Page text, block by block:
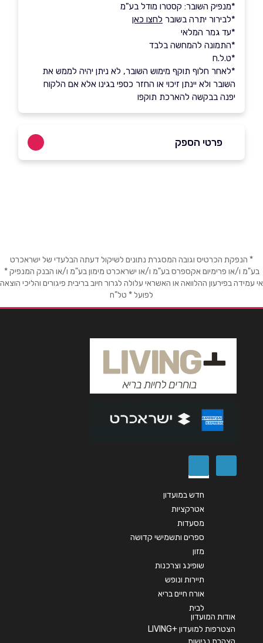
*מנפיק השובר: קסטרו מודל בע"מ
*לבירור יתרה בשובר לחצו כאן
*עד גמר המלאי
*התמונה להמחשה בלבד
*ט.ל.ח
*לאחר חלוף תוקף מימוש השובר, לא ניתן יהיה לממש את
השובר ולא יינתן זיכוי או החזר כספי בגינו אלא אם הלקוח
יפנה בבקשה להארכת תוקפו
פרטי הספק
שם מלא*
נושא*
אנא חזרו אלי בקשר ל...
הודעה*
* הנפקת הכרטיס וגובה המסגרת נתונים לשיקול דעתה הבלעדי של ישראכרט
בע"מ ו/או פרימיום אקספרס בע"מ ו/או ישראכרט מימון בע"מ ו/או הבנק המנפיק *
אי עמידה בפירעון ההלוואה או האשראי עלולה לגרור חיוב בריבית פיגורים והליכי הוצאה
לפועל * טל"ח
חדש במועדון
אטרקציות
מסעדות
ספרים ותשמישי קדושה
מזון
שופינג וצרכנות
תיירות ונופש
אורח חיים בריא
לבית
אודות המועדון
הצטרפות למועדון +LIVING